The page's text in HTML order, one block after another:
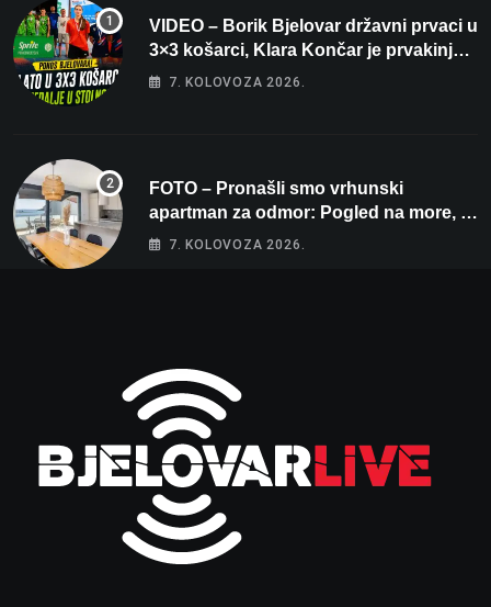
VIDEO – Borik Bjelovar državni prvaci u
3×3 košarci, Klara Končar je prvakinja
Hrvatske u stolnom tenisu!
7. KOLOVOZA 2026.
FOTO – Pronašli smo vrhunski
apartman za odmor: Pogled na more, tri
spavaće sobe i terasa koja osvaja
7. KOLOVOZA 2026.